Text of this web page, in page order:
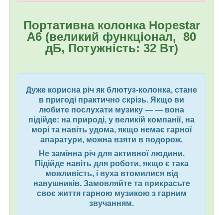
Портативна колонка Hopestar
A6 (великий функціонал, 80
дБ, Потужність: 32 Вт)
Дуже корисна річ як блютуз-колонка, стане
в пригоді практично скрізь. Якщо ви
любите послухати музику — — вона
підійде: на природі, у великій компанії, на
морі та навіть удома, якщо немає гарної
апаратури, можна взяти в подорож.
Не замінна річ для активної людини.
Підійде навіть для роботи, якщо є така
можливість, і вуха втомилися від
навушників. Замовляйте та прикрасьте
своє життя гарною музикою з гарним
звучанням.